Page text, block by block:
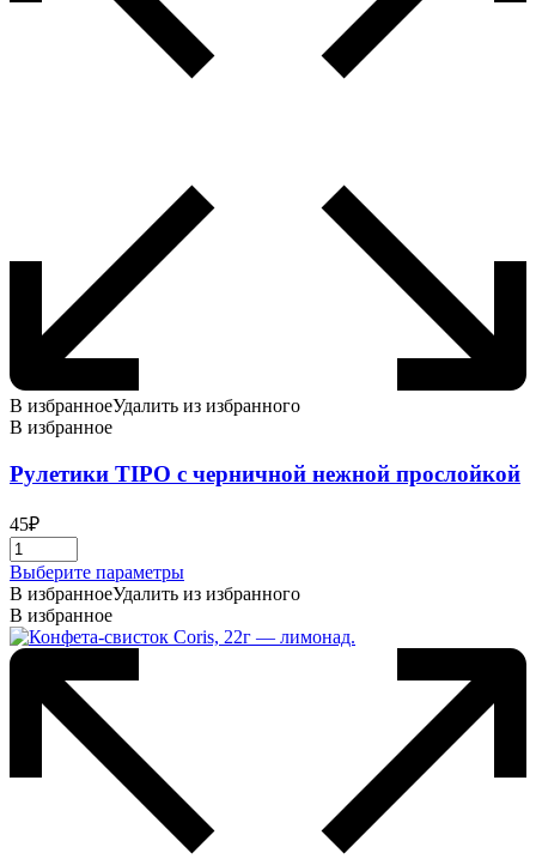
В избранноеУдалить из избранного
В избранное
Рулетики TIPO с черничной нежной прослойкой
45₽
Выберите параметрыЭтот
товар
несколько
В избранноеУдалить из избранного
В избранное